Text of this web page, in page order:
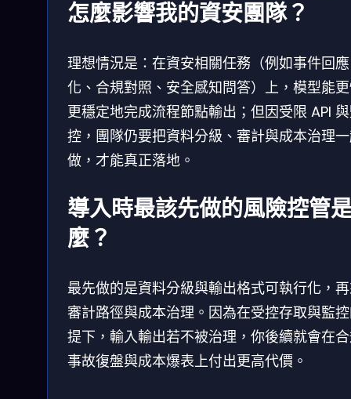
怎麼影響我的資安團隊？
理想情況是：在資安相關任務（例如事件回
化、合規對照、安全感知問答）上，模型能
更穩定地完成流程節點輸出；但因受限 API
控，團隊仍要把資料分級、審計與成本治理
做，才能真正落地。
導入時最該先做的風險控管
麼？
最先做的是資料分級與輸出格式可執行化，
審計路徑與成本治理。因為在受控存取與監
提下，輸入輸出若不被治理，你後續就會在
事故復盤與成本爆表上付出更高代價。